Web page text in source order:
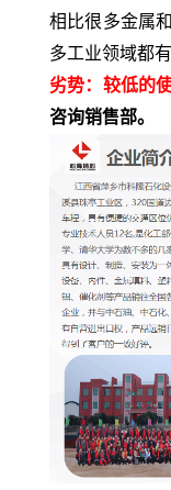
相比很多金属
多工业领域都
劣势：较低的
咨询销售部。